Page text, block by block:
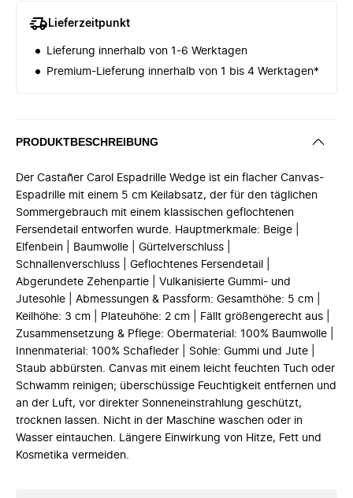
Lieferzeitpunkt
Lieferung innerhalb von 1-6 Werktagen
Premium-Lieferung innerhalb von 1 bis 4 Werktagen*
PRODUKTBESCHREIBUNG
Der Castañer Carol Espadrille Wedge ist ein flacher Canvas-
Espadrille mit einem 5 cm Keilabsatz, der für den täglichen
Sommergebrauch mit einem klassischen geflochtenen
Fersendetail entworfen wurde. Hauptmerkmale: Beige |
Elfenbein | Baumwolle | Gürtelverschluss |
Schnallenverschluss | Geflochtenes Fersendetail |
Abgerundete Zehenpartie | Vulkanisierte Gummi- und
Jutesohle | Abmessungen & Passform: Gesamthöhe: 5 cm |
Keilhöhe: 3 cm | Plateuhöhe: 2 cm | Fällt größengerecht aus |
Zusammensetzung & Pflege: Obermaterial: 100% Baumwolle |
Innenmaterial: 100% Schafleder | Sohle: Gummi und Jute |
Staub abbürsten. Canvas mit einem leicht feuchten Tuch oder
Schwamm reinigen; überschüssige Feuchtigkeit entfernen und
an der Luft, vor direkter Sonneneinstrahlung geschützt,
trocknen lassen. Nicht in der Maschine waschen oder in
Wasser eintauchen. Längere Einwirkung von Hitze, Fett und
Kosmetika vermeiden.